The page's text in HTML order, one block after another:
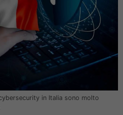
in Italia sono molto